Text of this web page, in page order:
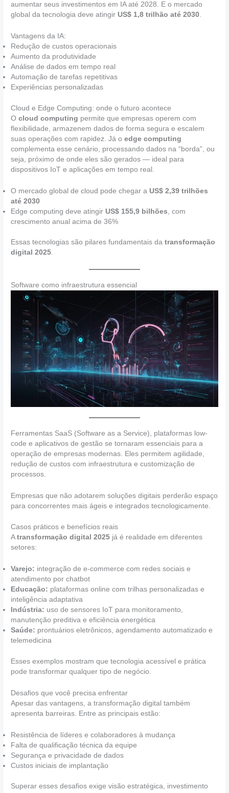
aumentar seus investimentos em IA até 2028. E o mercado
global da tecnologia deve atingir US$ 1,8 trilhão até 2030.
Vantagens da IA:
Redução de custos operacionais
Aumento da produtividade
Análise de dados em tempo real
Automação de tarefas repetitivas
Experiências personalizadas
Cloud e Edge Computing: onde o futuro acontece
Ocloud computing permite que empresas operem com
flexibilidade, armazenem dados de forma segura e escalem
suas operações com rapidez. Já oedge computing
complementa esse cenário, processando dados na “borda”, ou
seja, próximo de onde eles são gerados — ideal para
dispositivos IoT e aplicações em tempo real.
O mercado global de cloud pode chegar a US$ 2,39 trilhões
até 2030
Edge computing deve atingir US$ 155,9 bilhões , com
crescimento anual acima de 36%
Essas tecnologias são pilares fundamentais datransformação
digital 2025.
Software como infraestrutura essencial
Ferramentas SaaS (Software as a Service), plataformas low-
code e aplicativos de gestão se tornaram essenciais para a
operação de empresas modernas. Eles permitem agilidade,
redução de custos com infraestrutura e customização de
processos.
Empresas que não adotarem soluções digitais perderão espaço
para concorrentes mais ágeis e integrados tecnologicamente.
Casos práticos e benefícios reais
Atransformação digital 2025 já é realidade em diferentes
setores:
Varejo: integração de e-commerce com redes sociais e
atendimento por chatbot
Educação: plataformas online com trilhas personalizadas e
inteligência adaptativa
Indústria: uso de sensores IoT para monitoramento,
manutenção preditiva e eficiência energética
Saúde: prontuários eletrônicos, agendamento automatizado e
telemedicina
Esses exemplos mostram que tecnologia acessível e prática
pode transformar qualquer tipo de negócio.
Desafios que você precisa enfrentar
Apesar das vantagens, a transformação digital também
apresenta barreiras. Entre as principais estão:
Resistência de líderes e colaboradores à mudança
Falta de qualificação técnica da equipe
Segurança e privacidade de dados
Custos iniciais de implantação
Superar esses desafios exige visão estratégica, investimento